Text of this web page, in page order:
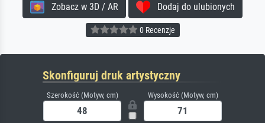
Zobacz w 3D / AR Dodaj do ulubionych
0 Recenzje
Skonfiguruj druk artystyczny
Szerokość (Motyw, cm) Wysokość (Motyw, cm)